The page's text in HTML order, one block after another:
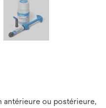
ou postérieure,